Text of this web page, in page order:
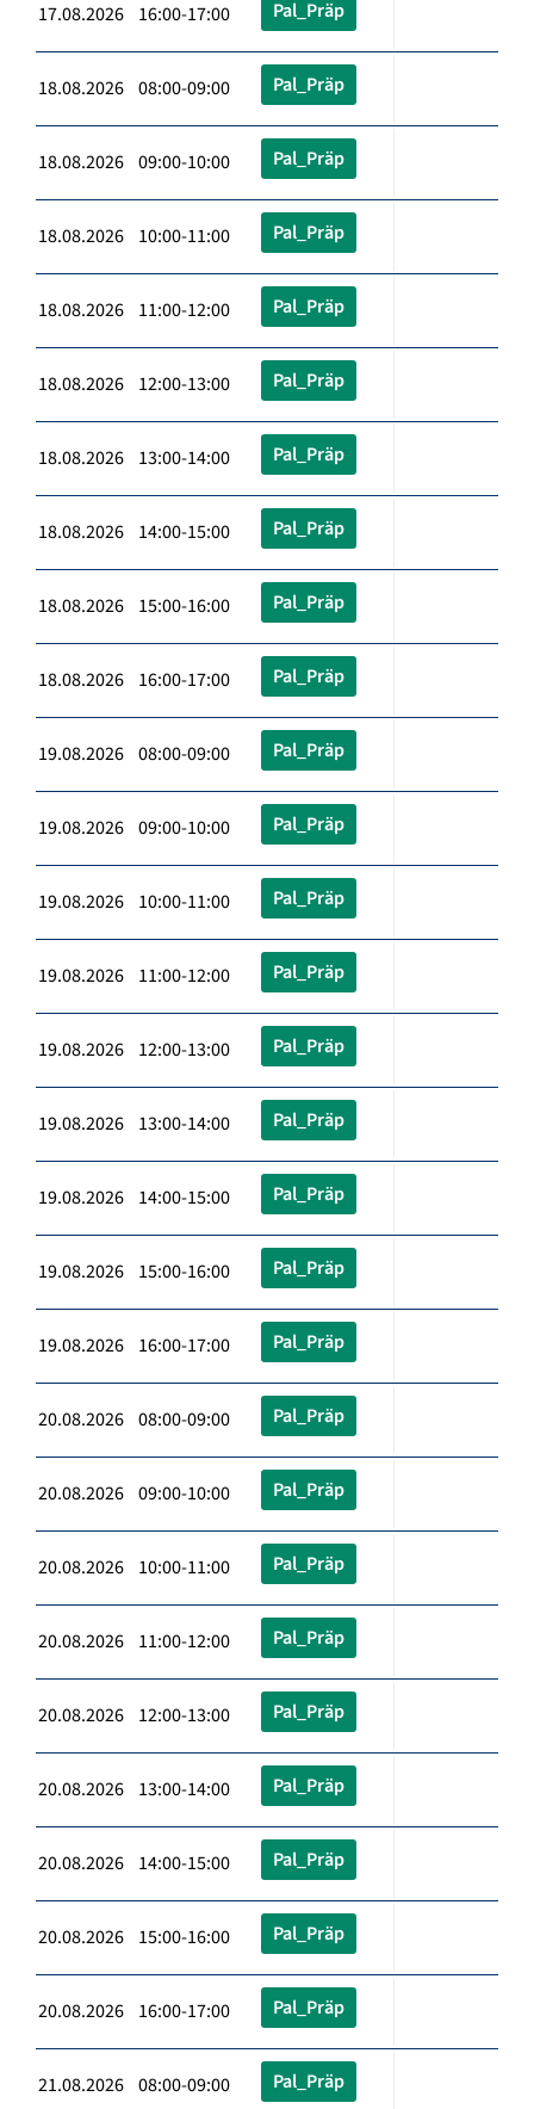
17.08.2026 16:00-17:00 Pal_Präp
18.08.2026 08:00-09:00 Pal_Präp
18.08.2026 09:00-10:00 Pal_Präp
18.08.2026 10:00-11:00 Pal_Präp
18.08.2026 11:00-12:00 Pal_Präp
18.08.2026 12:00-13:00 Pal_Präp
18.08.2026 13:00-14:00 Pal_Präp
18.08.2026 14:00-15:00 Pal_Präp
18.08.2026 15:00-16:00 Pal_Präp
18.08.2026 16:00-17:00 Pal_Präp
19.08.2026 08:00-09:00 Pal_Präp
19.08.2026 09:00-10:00 Pal_Präp
19.08.2026 10:00-11:00 Pal_Präp
19.08.2026 11:00-12:00 Pal_Präp
19.08.2026 12:00-13:00 Pal_Präp
19.08.2026 13:00-14:00 Pal_Präp
19.08.2026 14:00-15:00 Pal_Präp
19.08.2026 15:00-16:00 Pal_Präp
19.08.2026 16:00-17:00 Pal_Präp
20.08.2026 08:00-09:00 Pal_Präp
20.08.2026 09:00-10:00 Pal_Präp
20.08.2026 10:00-11:00 Pal_Präp
20.08.2026 11:00-12:00 Pal_Präp
20.08.2026 12:00-13:00 Pal_Präp
20.08.2026 13:00-14:00 Pal_Präp
20.08.2026 14:00-15:00 Pal_Präp
20.08.2026 15:00-16:00 Pal_Präp
20.08.2026 16:00-17:00 Pal_Präp
21.08.2026 08:00-09:00 Pal_Präp